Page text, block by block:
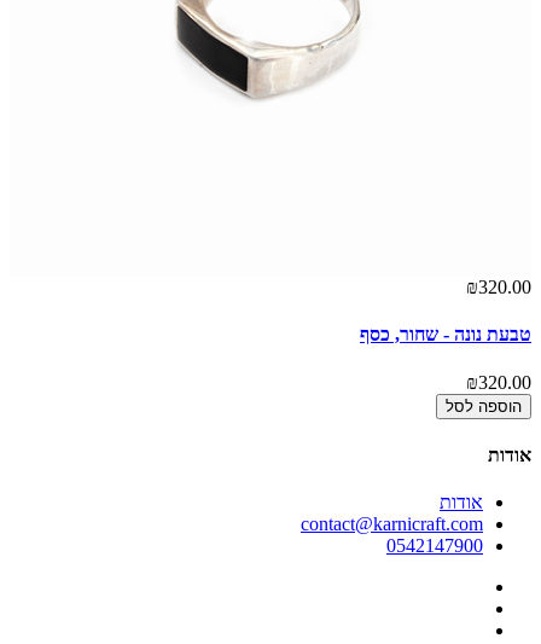
₪320.00
טבעת נונה - שחור, כסף
₪320.00
הוספה לסל
אודות
אודות
contact@karnicraft.com
0542147900